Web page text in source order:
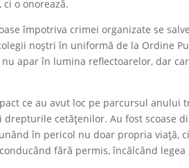
o onorează.
împotriva crimei organizate se
noștri în uniformă de la Ordine
apar în lumina reflectoarelor, dar
ce au avut loc pe parcursul anului
cetățenilor. Au fost scoase
în pericol nu doar propria viață,
fără permis, încălcând